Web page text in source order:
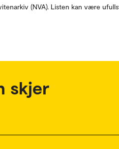
(NVA). Listen kan være
skjer